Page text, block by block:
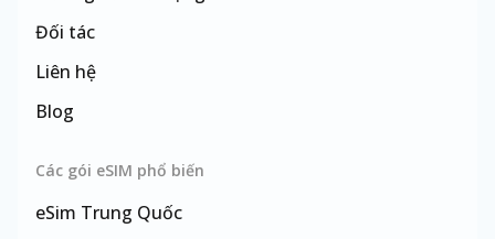
Đối tác
Liên hệ
Blog
Các gói eSIM phổ biến
eSim Trung Quốc